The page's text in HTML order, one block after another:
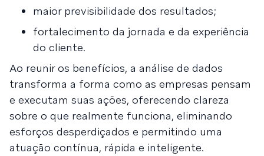
maior previsibilidade dos resultados;
fortalecimento da jornada e da experiência
do cliente.
Ao reunir os benefícios, a análise de dados
transforma a forma como as empresas pensam
e executam suas ações, oferecendo clareza
sobre o que realmente funciona, eliminando
esforços desperdiçados e permitindo uma
atuação contínua, rápida e inteligente.